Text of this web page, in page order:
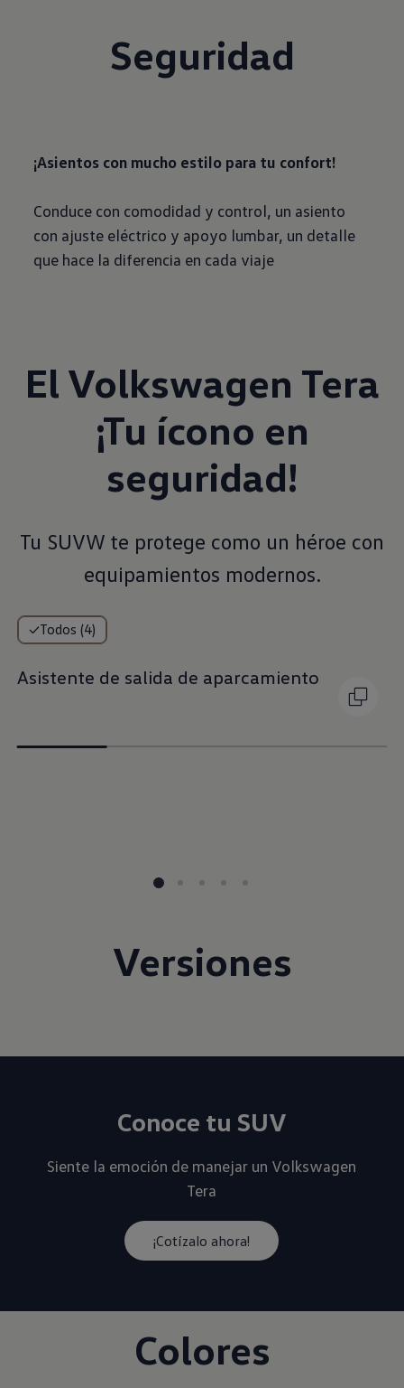
Seguridad
¡Asientos con mucho estilo para tu confort!
Conduce con comodidad y control, un asiento
con ajuste eléctrico y apoyo lumbar, un detalle
que hace la diferencia en cada viaje
El Volkswagen Tera
¡Tu ícono en
seguridad!
Tu SUVW te protege como un héroe con
equipamientos modernos.
Todos (4)
Asistente de salida de aparcamiento
Versiones
Conoce tu SUV
Siente la emoción de manejar un Volkswagen
Tera
¡Cotízalo ahora!
Colores